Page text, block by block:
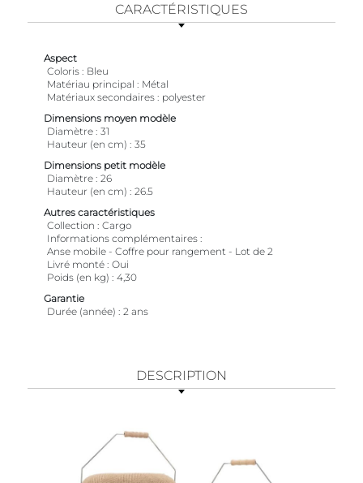
CARACTÉRISTIQUES
Aspect
Coloris
Bleu
Matériau principal
Métal
Matériaux secondaires
polyester
Dimensions moyen modèle
Diamètre 31
Hauteur (en cm)
35
Dimensions petit modèle
Diamètre 26
Hauteur (en cm)
26.5
Autres caractéristiques
Collection
Cargo
Informations complémentaires
Anse mobile - Coffre pour rangement - Lot de 2
Livré monté Oui
Poids (en kg)
4,30
Garantie
Durée (année)
2 ans
DESCRIPTION